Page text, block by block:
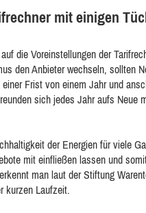
mit einigen
die Voreinstellungen der
den Anbieter wechseln, sollten
Frist von einem Jahr und
sich jedes Jahr aufs Neue
der Energien für viele
mit einfließen lassen und
man laut der Stiftung
kurzen Laufzeit.